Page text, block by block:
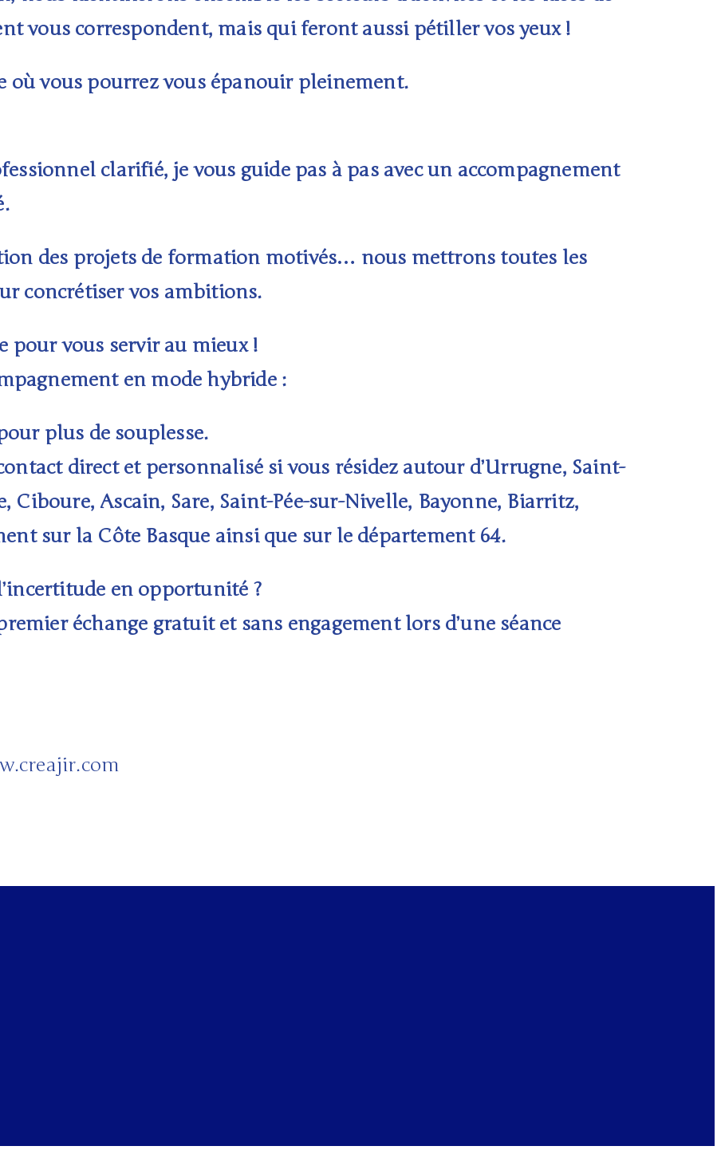
vous correspondent, mais qui feront aussi pétiller vos yeux!
où vous pourrez vous épanouir pleinement.
clarifié, je vous guide pas à pas avec un accompagnement
.
des projets de formation motivés… nous mettrons toutes les
concrétiser vos ambitions.
pour vous servir au mieux !
en mode hybride:
plus de souplesse.
direct et personnalisé si vous résidez autour d’Urrugne, Saint-
Ciboure, Ascain, Sare, Saint-Pée-sur-Nivelle, Bayonne, Biarritz,
sur la Côte Basque ainsi que sur le département 64.
en opportunité ?
échange gratuit et sans engagement lors d’une séance